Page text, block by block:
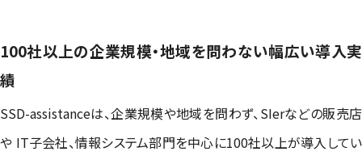
100社以上の企業規模・地域を問わない幅広い導入実
績
SSD-assistanceは、企業規模や地域を問わず、SIerなどの販売店
や IT子会社、情報システム部門を中心に100社以上が導入してい